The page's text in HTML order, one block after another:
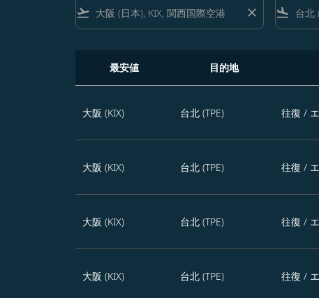
flight_takeoff close flight_land
最安値 目的地
大阪 (KIX) 台北 (TPE) 往復 /
大阪 (KIX) 台北 (TPE) 往復 /
大阪 (KIX) 台北 (TPE) 往復 /
大阪 (KIX) 台北 (TPE) 往復 /